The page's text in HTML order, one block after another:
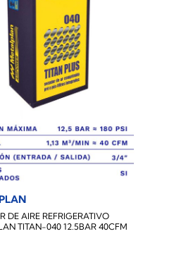
DE AIRE REFRIGERATIVO
TITAN-040 12.5BAR 40CFM